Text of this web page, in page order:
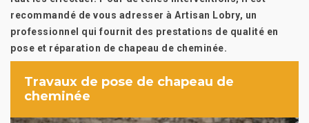
recommandé de vous adresser à Artisan Lobry, un
professionnel qui fournit des prestations de qualité en
pose et réparation de chapeau de cheminée.
Travaux de pose de chapeau de
cheminée